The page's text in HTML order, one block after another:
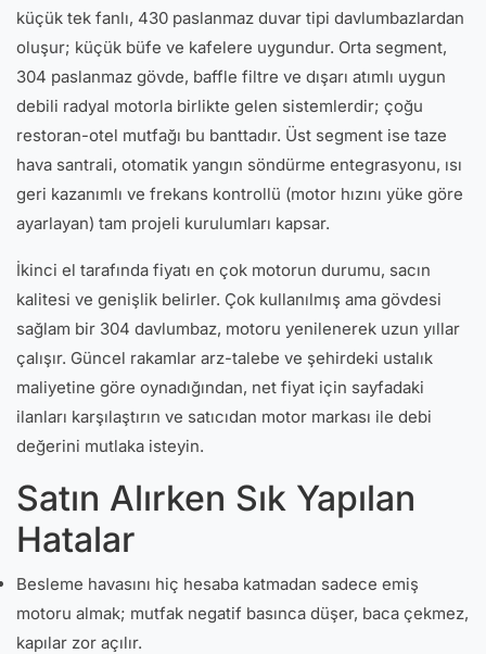
küçük tek fanlı, 430 paslanmaz duvar tipi davlumbazlardan
oluşur; küçük büfe ve kafelere uygundur. Orta segment,
304 paslanmaz gövde, baffle filtre ve dışarı atımlı uygun
debili radyal motorla birlikte gelen sistemlerdir; çoğu
restoran-otel mutfağı bu banttadır. Üst segment ise taze
hava santrali, otomatik yangın söndürme entegrasyonu, ısı
geri kazanımlı ve frekans kontrollü (motor hızını yüke göre
ayarlayan) tam projeli kurulumları kapsar.
İkinci el tarafında fiyatı en çok motorun durumu, sacın
kalitesi ve genişlik belirler. Çok kullanılmış ama gövdesi
sağlam bir 304 davlumbaz, motoru yenilenerek uzun yıllar
çalışır. Güncel rakamlar arz-talebe ve şehirdeki ustalık
maliyetine göre oynadığından, net fiyat için sayfadaki
ilanları karşılaştırın ve satıcıdan motor markası ile debi
değerini mutlaka isteyin.
Satın Alırken Sık Yapılan
Hatalar
Besleme havasını hiç hesaba katmadan sadece emiş
motoru almak; mutfak negatif basınca düşer, baca çekmez,
kapılar zor açılır.